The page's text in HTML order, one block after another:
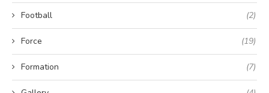
Football (2)
Force (19)
Formation (7)